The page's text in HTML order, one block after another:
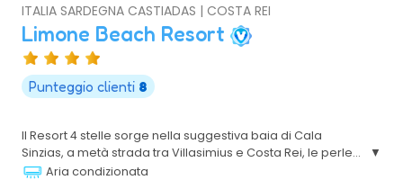
ITALIA SARDEGNA CASTIADAS | COSTA REI
Limone Beach Resort
Punteggio clienti 8
Il Resort 4 stelle sorge nella suggestiva baia di Cala
Sinzias, a metà strada tra Villasimius e Costa Rei, le perle
della costa Sud Est della Sardegna. È un villaggio ideale
Aria condizionata